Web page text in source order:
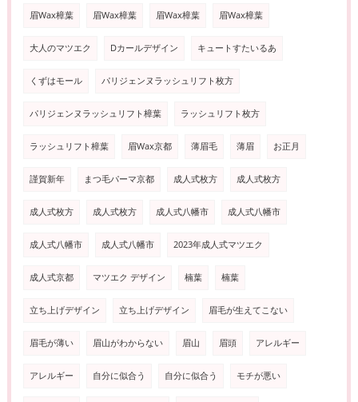
眉Wax樟葉 眉Wax樟葉 眉Wax樟葉 眉Wax樟葉
大人のマツエク Dカールデザイン キュートすたいるあ
くずはモール パリジェンヌラッシュリフト枚方
パリジェンヌラッシュリフト樟葉 ラッシュリフト枚方
ラッシュリフト樟葉 眉Wax京都 薄眉毛 薄眉 お正月
謹賀新年 まつ毛パーマ京都 成人式枚方 成人式枚方
成人式枚方 成人式枚方 成人式八幡市 成人式八幡市
成人式八幡市 成人式八幡市 2023年成人式マツエク
成人式京都 マツエク デザイン 楠葉 楠葉
立ち上げデザイン 立ち上げデザイン 眉毛が生えてこない
眉毛が薄い 眉山がわからない 眉山 眉頭 アレルギー
アレルギー 自分に似合う 自分に似合う モチが悪い